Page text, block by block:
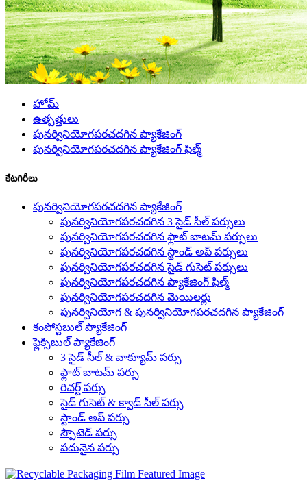
హోమ్
ఉత్పత్తులు
పునర్వినియోగపరచదగిన ప్యాకేజింగ్
పునర్వినియోగపరచదగిన ప్యాకేజింగ్ ఫిల్మ్
కేటగిరీలు
పునర్వినియోగపరచదగిన ప్యాకేజింగ్
పునర్వినియోగపరచదగిన 3 సైడ్ సీల్ పర్సులు
పునర్వినియోగపరచదగిన ఫ్లాట్ బాటమ్ పర్సులు
పునర్వినియోగపరచదగిన స్టాండ్ అప్ పర్సులు
పునర్వినియోగపరచదగిన సైడ్ గుసెట్ పర్సులు
పునర్వినియోగపరచదగిన ప్యాకేజింగ్ ఫిల్మ్
పునర్వినియోగపరచదగిన మెయిలర్లు
పునర్వినియోగ & పునర్వినియోగపరచదగిన ప్యాకేజింగ్
కంపోస్టబుల్ ప్యాకేజింగ్
ఫ్లెక్సిబుల్ ప్యాకేజింగ్
3 సైడ్ సీల్ & వాక్యూమ్ పర్సు
ఫ్లాట్ బాటమ్ పర్సు
రిచర్ట్ పర్సు
సైడ్ గుసెట్ & క్వాడ్ సీల్ పర్సు
స్టాండ్ అప్ పర్సు
స్పౌటెడ్ పర్సు
పదునైన పర్సు